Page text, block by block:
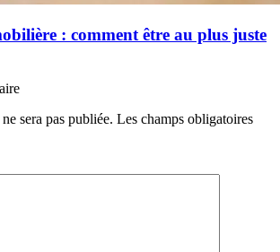
: comment être au plus juste
sera pas publiée. Les champs obligatoires